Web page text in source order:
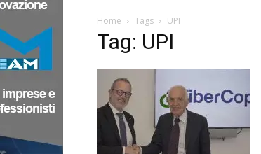
Home Tags UPI
Tag: UPI